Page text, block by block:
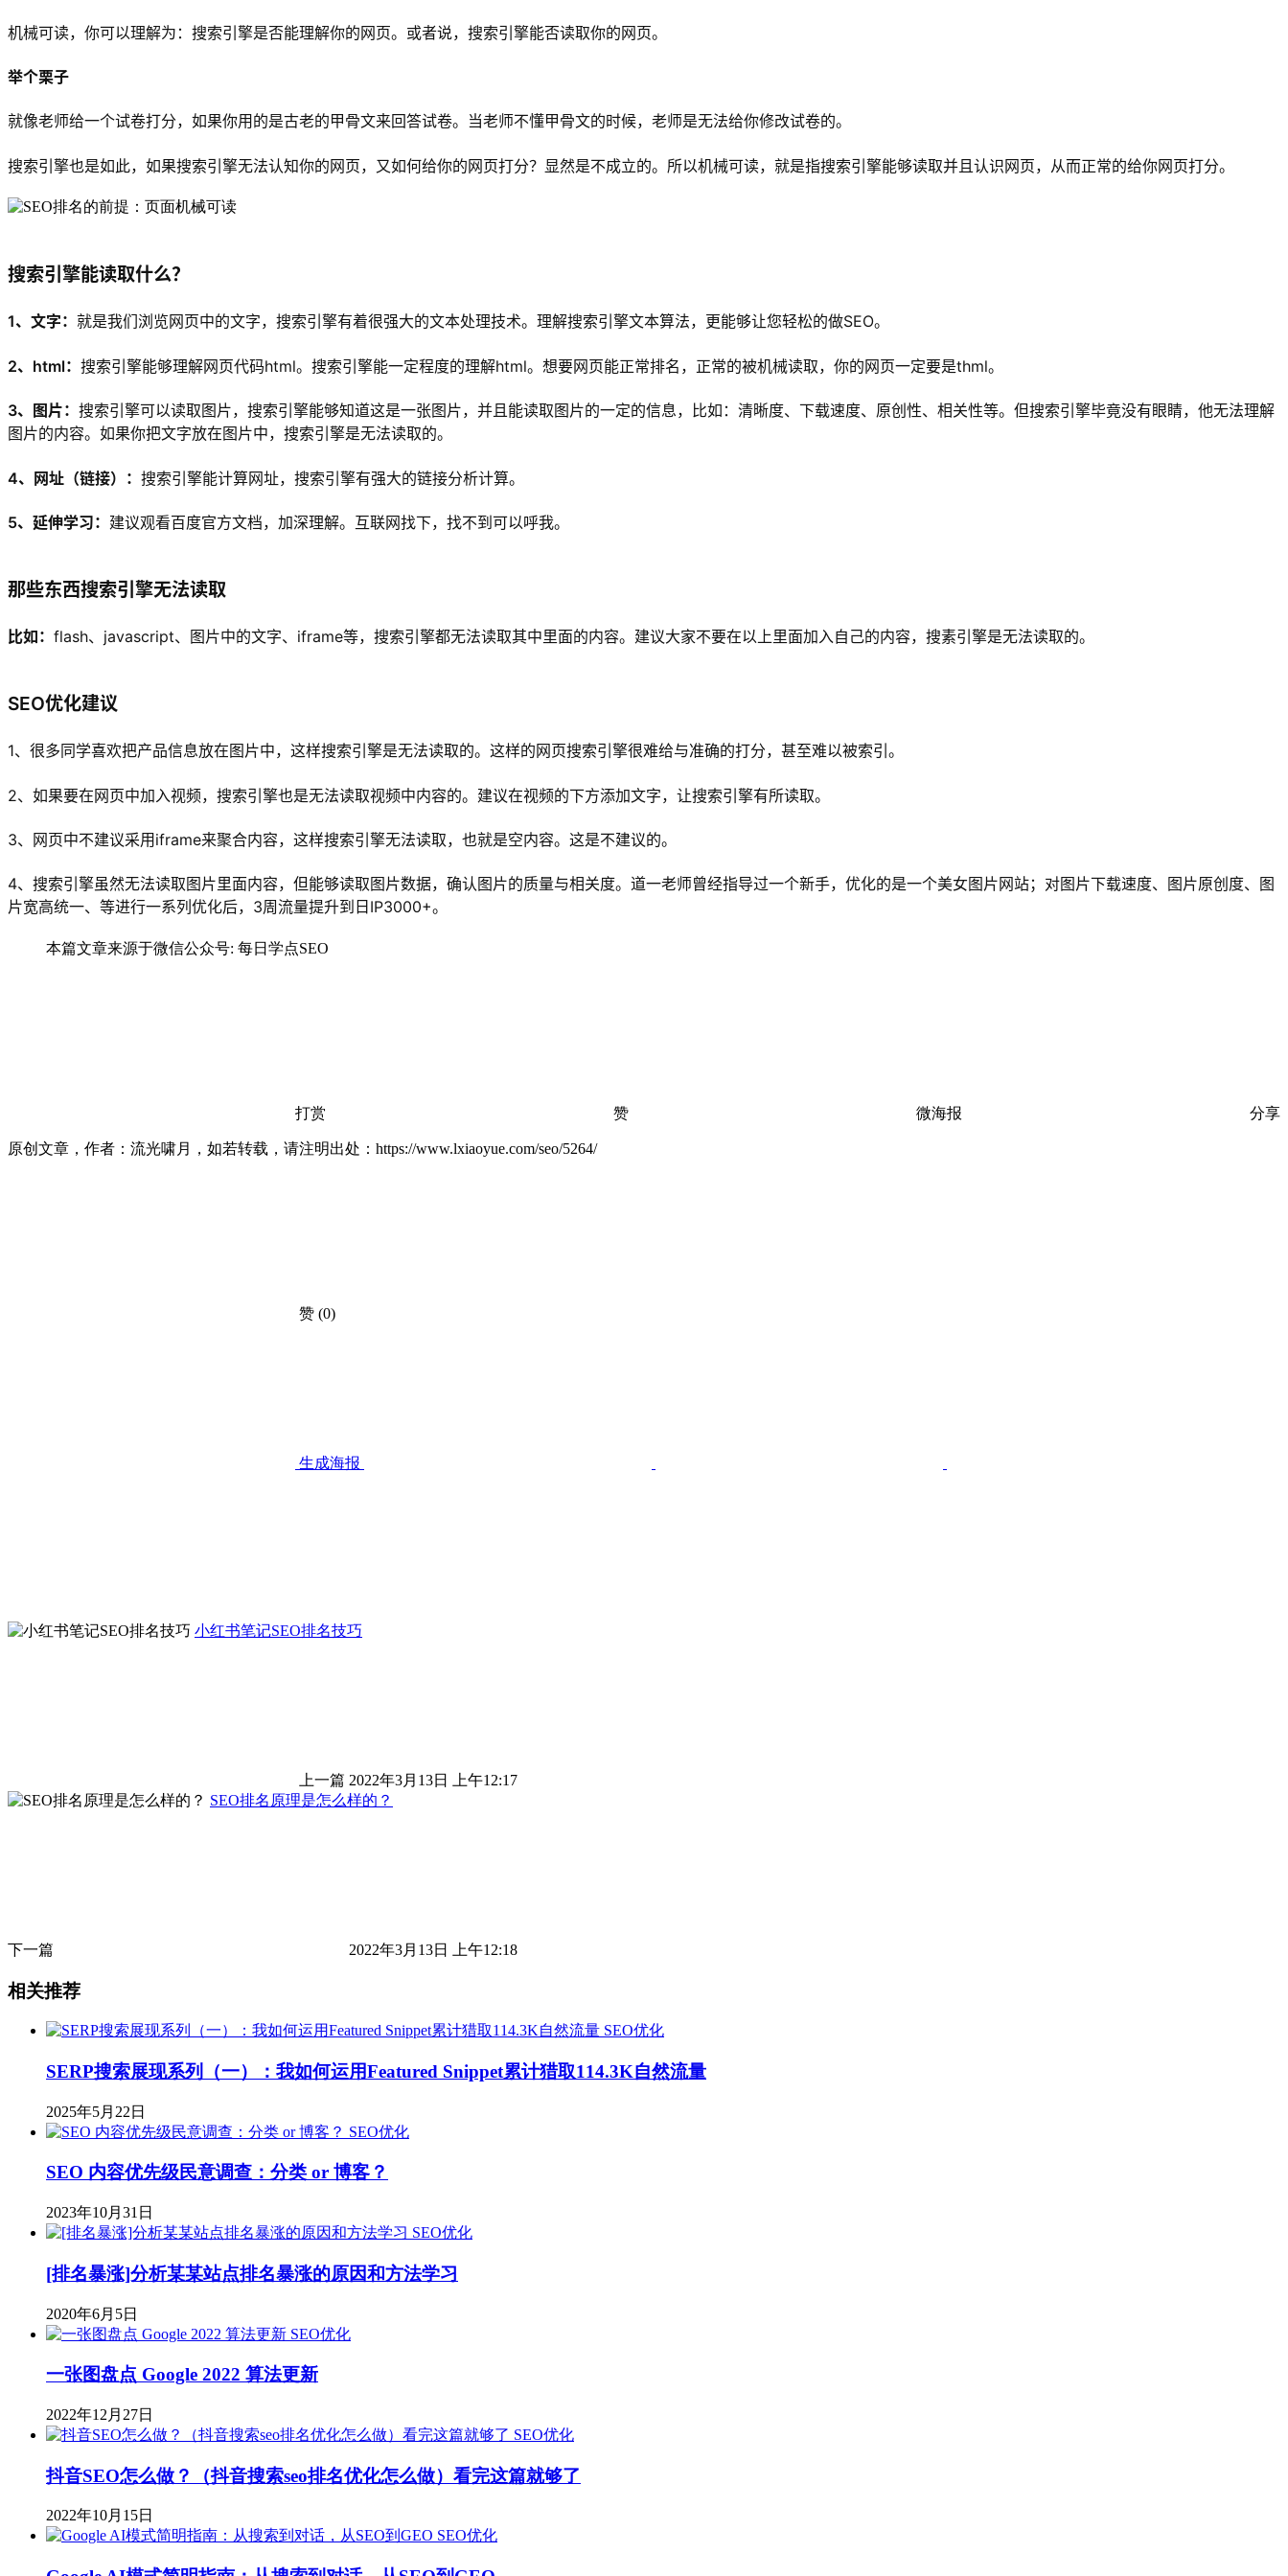
机械可读，你可以理解为：搜索引擎是否能理解你的网页。或者说，搜索引擎能否读取你的网页。
举个栗子
就像老师给一个试卷打分，如果你用的是古老的甲骨文来回答试卷。当老师不懂甲骨文的时候，老师是无法给你修改试卷的。
搜索引擎也是如此，如果搜索引擎无法认知你的网页，又如何给你的网页打分？显然是不成立的。所以机械可读，就是指搜索引擎能够读取并且认识网页，从而正常的给你网页打分。
搜索引擎能读取什么？
1、文字： 就是我们浏览网页中的文字，搜索引擎有着很强大的文本处理技术。理解搜索引擎文本算法，更能够让您轻松的做SEO。
2、html： 搜索引擎能够理解网页代码html。搜索引擎能一定程度的理解html。想要网页能正常排名，正常的被机械读取，你的网页一定要是thml。
3、图片： 搜索引擎可以读取图片，搜索引擎能够知道这是一张图片，并且能读取图片的一定的信息，比如：清晰度、下载速度、原创性、相关性等。但搜索引擎毕竟没有眼睛，他无法理解
图片的内容。如果你把文字放在图片中，搜索引擎是无法读取的。
4、网址（链接）： 搜索引擎能计算网址，搜索引擎有强大的链接分析计算。
5、延伸学习： 建议观看百度官方文档，加深理解。互联网找下，找不到可以呼我。
那些东西搜索引擎无法读取
比如： flash、javascript、图片中的文字、iframe等，搜索引擎都无法读取其中里面的内容。建议大家不要在以上里面加入自己的内容，搜素引擎是无法读取的。
SEO优化建议
1、很多同学喜欢把产品信息放在图片中，这样搜索引擎是无法读取的。这样的网页搜索引擎很难给与准确的打分，甚至难以被索引。
2、如果要在网页中加入视频，搜索引擎也是无法读取视频中内容的。建议在视频的下方添加文字，让搜索引擎有所读取。
3、网页中不建议采用iframe来聚合内容，这样搜索引擎无法读取，也就是空内容。这是不建议的。
4、搜索引擎虽然无法读取图片里面内容，但能够读取图片数据，确认图片的质量与相关度。道一老师曾经指导过一个新手，优化的是一个美女图片网站；对图片下载速度、图片原创度、图
片宽高统一、等进行一系列优化后，3周流量提升到日IP3000+。
本篇文章来源于微信公众号: 每日学点SEO
打赏 赞 微海报 分享
原创文章，作者：流光啸月，如若转载，请注明出处：https://www.lxiaoyue.com/seo/5264/
赞 (0)
生成海报
小红书笔记SEO排名技巧
上一篇 2022年3月13日 上午12:17
SEO排名原理是怎么样的？
下一篇 2022年3月13日 上午12:18
相关推荐
SEO优化
SERP搜索展现系列（一）：我如何运用Featured Snippet累计猎取114.3K自然流量
2025年5月22日
SEO优化
SEO 内容优先级民意调查：分类 or 博客？
2023年10月31日
SEO优化
[排名暴涨]分析某某站点排名暴涨的原因和方法学习
2020年6月5日
SEO优化
一张图盘点 Google 2022 算法更新
2022年12月27日
SEO优化
抖音SEO怎么做？（抖音搜索seo排名优化怎么做）看完这篇就够了
2022年10月15日
SEO优化